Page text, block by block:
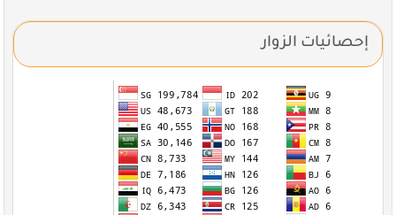
إحصائيات الزوار